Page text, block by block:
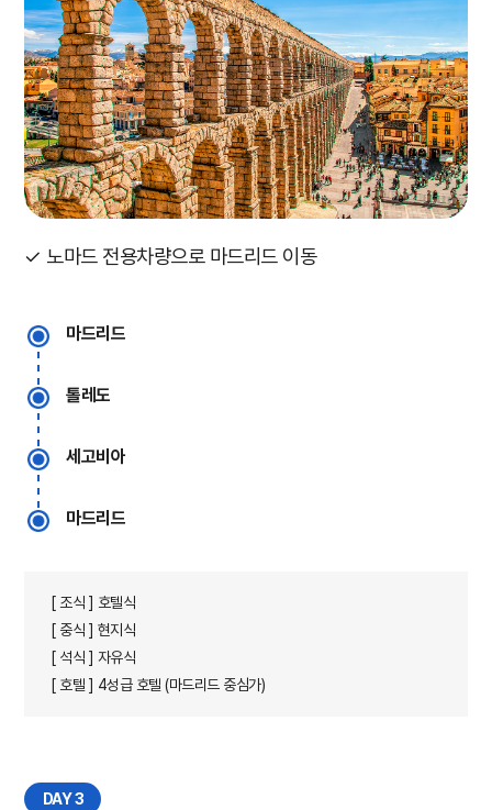
✓ 노마드 전용차량으로 마드리드 이동​
마드리드
톨레도
세고비아
마드리드
[ 조식 ] 호텔식
[ 중식 ] 현지식
[ 석식 ] 자유식
[ 호텔 ] 4성급 호텔 (마드리드 중심가)
DAY 3